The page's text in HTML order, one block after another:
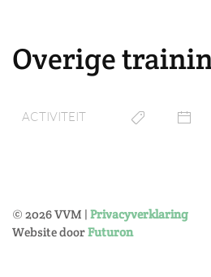
Overige
ACTIVITEIT
© 2026VVM | Privacyverklaring
Website doorFuturon